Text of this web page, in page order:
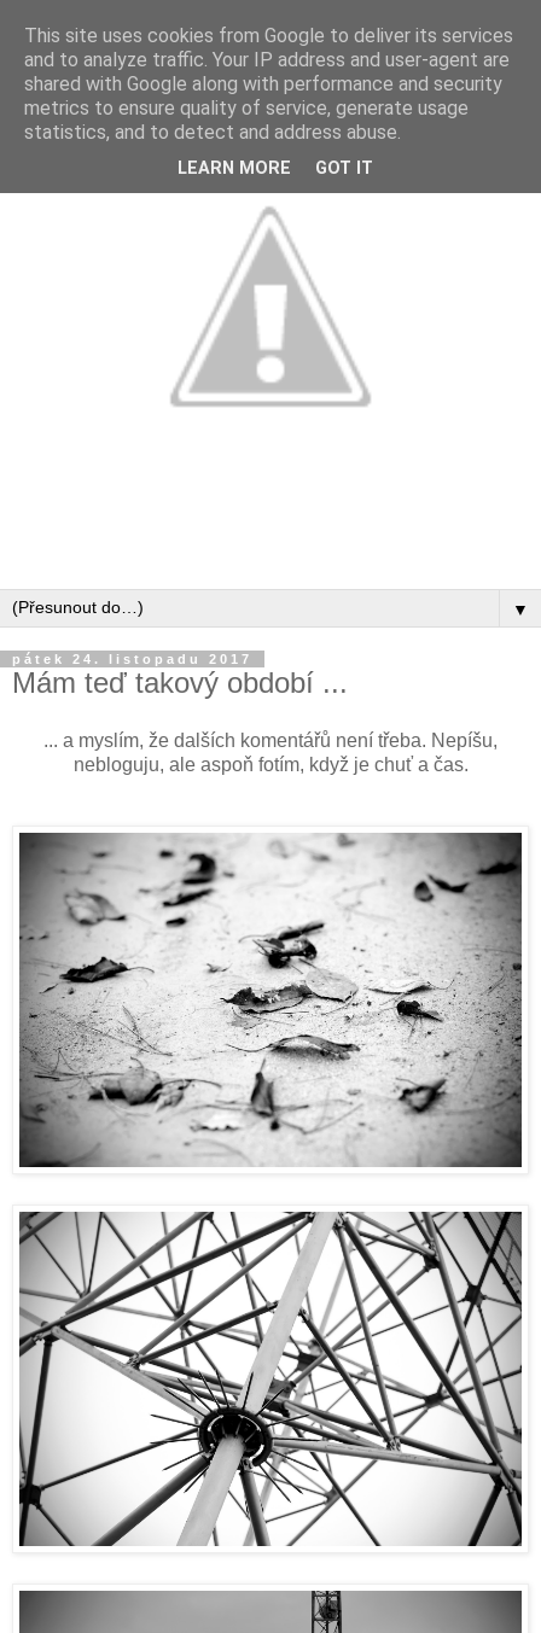
▼
pátek 24. listopadu 2017
Mám teď takový období ...
... a myslím, že dalších komentářů není třeba. Nepíšu,
nebloguju, ale aspoň fotím, když je chuť a čas.
This site uses cookies from Google to deliver its services
and to analyze traffic. Your IP address and user-agent are
shared with Google along with performance and security
metrics to ensure quality of service, generate usage
statistics, and to detect and address abuse.
LEARN MORE GOT IT